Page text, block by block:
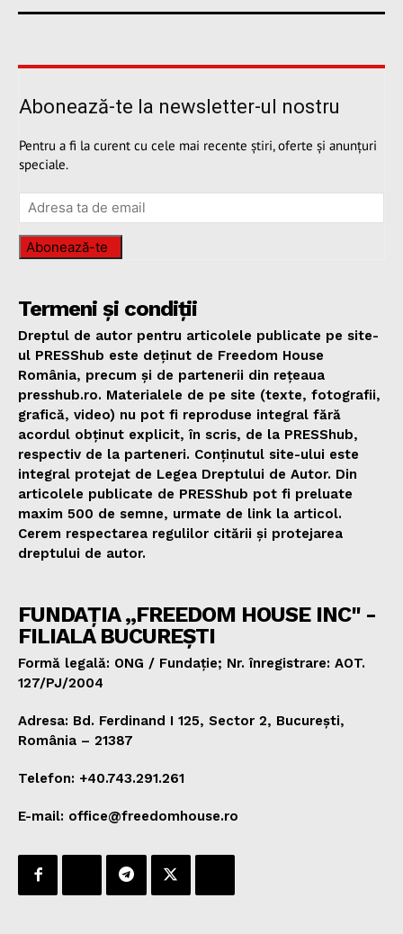
Abonează-te la newsletter-ul nostru
Pentru a fi la curent cu cele mai recente știri, oferte și anunțuri
speciale.
Abonează-te
Termeni și condiții
Dreptul de autor pentru articolele publicate pe site-
ul PRESShub este deținut de Freedom House
România, precum și de partenerii din rețeaua
presshub.ro. Materialele de pe site (texte, fotografii,
grafică, video) nu pot fi reproduse integral fără
acordul obținut explicit, în scris, de la PRESShub,
respectiv de la parteneri. Conținutul site-ului este
integral protejat de Legea Dreptului de Autor. Din
articolele publicate de PRESShub pot fi preluate
maxim 500 de semne, urmate de link la articol.
Cerem respectarea regulilor citării și protejarea
dreptului de autor.
FUNDAȚIA „FREEDOM HOUSE INC" -
FILIALA BUCUREȘTI
Formă legală: ONG / Fundație; Nr. înregistrare: AOT.
127/PJ/2004
Adresa: Bd. Ferdinand I 125, Sector 2, București,
România – 21387
Telefon: +40.743.291.261
E-mail: office@freedomhouse.ro